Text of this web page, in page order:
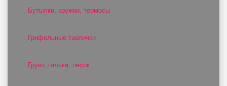
Бутылки, кружки, термосы
Грифельные таблички
Грунт, галька, песок